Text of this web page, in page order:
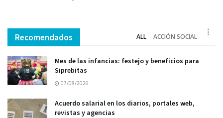
Recomendados ALL ACCIÓN SOCIAL
Mes de las infancias: festejo y beneficios para
Siprebitas
07/08/2026
Acuerdo salarial en los diarios, portales web,
revistas y agencias